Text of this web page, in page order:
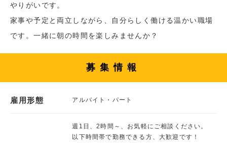
やりがいです。
家事や予定と両立しながら、自分らしく働ける温かい職場
です。一緒に朝の時間を楽しみませんか？
募集情報
雇用形態 アルバイト・パート
週1日、2時間～、お気軽にご相談ください。
以下時間帯で勤務できる方、大歓迎です！